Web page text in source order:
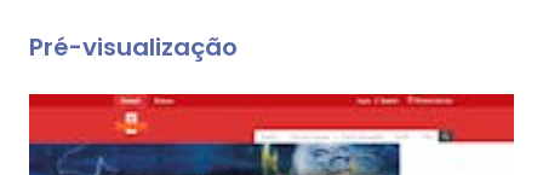
Pré-visualização